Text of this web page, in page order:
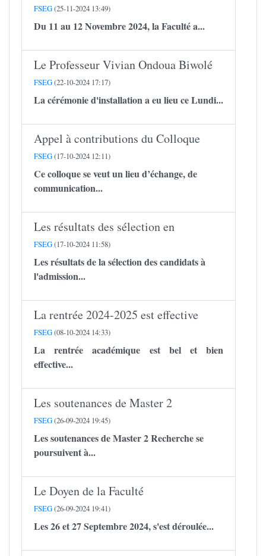
FSEG(25-11-2024 13:49)
Du 11 au 12 Novembre 2024, la Faculté a...
Le Professeur Vivian Ondoua Biwolé
FSEG(22-10-2024 17:17)
La cérémonie d'installation a eu lieu ce Lundi...
Appel à contributions du Colloque
FSEG(17-10-2024 12:11)
Ce colloque se veut un lieu d’échange, de
communication...
Les résultats des sélection en
FSEG(17-10-2024 11:58)
Les résultats de la sélection des candidats à
l'admission...
La rentrée 2024-2025 est effective
FSEG(08-10-2024 14:33)
La rentrée académique est bel et bien
effective...
Les soutenances de Master 2
FSEG(26-09-2024 19:45)
Les soutenances de Master 2 Recherche se
poursuivent à...
Le Doyen de la Faculté
FSEG(26-09-2024 19:41)
Les 26 et 27 Septembre 2024, s'est déroulée...